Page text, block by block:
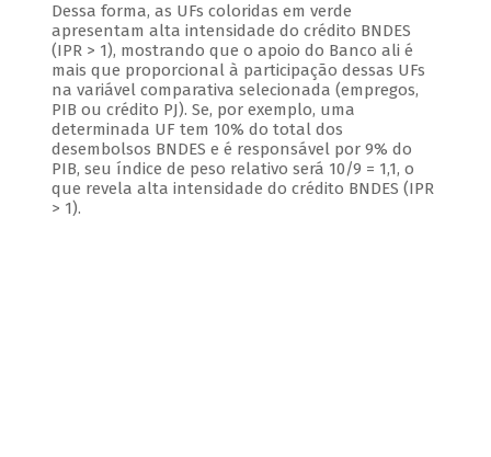
Dessa forma, as UFs coloridas em verde
apresentam alta intensidade do crédito BNDES
(IPR > 1), mostrando que o apoio do Banco ali é
mais que proporcional à participação dessas UFs
na variável comparativa selecionada (empregos,
PIB ou crédito PJ). Se, por exemplo, uma
determinada UF tem 10% do total dos
desembolsos BNDES e é responsável por 9% do
PIB, seu índice de peso relativo será 10/9 = 1,1, o
que revela alta intensidade do crédito BNDES (IPR
> 1).